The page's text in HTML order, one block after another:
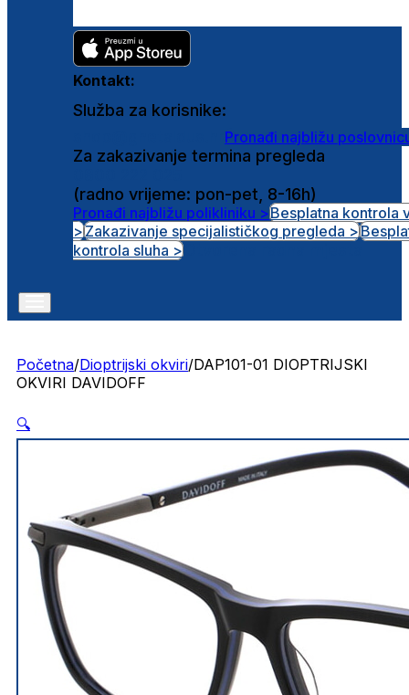
Kontakt:
Služba za korisnike:
Pronađi najbližu
Za zakazivanje termina pregleda
(radno vrijeme: pon-pet, 8-16h)
Pronađi najbližu polikliniku >Besplatna kontrola
>Zakazivanje specijalističkog pregleda >
kontrola sluha >
Početna/Dioptrijski okviri/DAP101-01 DIOPTRIJSKI
OKVIRI DAVIDOFF
🔍